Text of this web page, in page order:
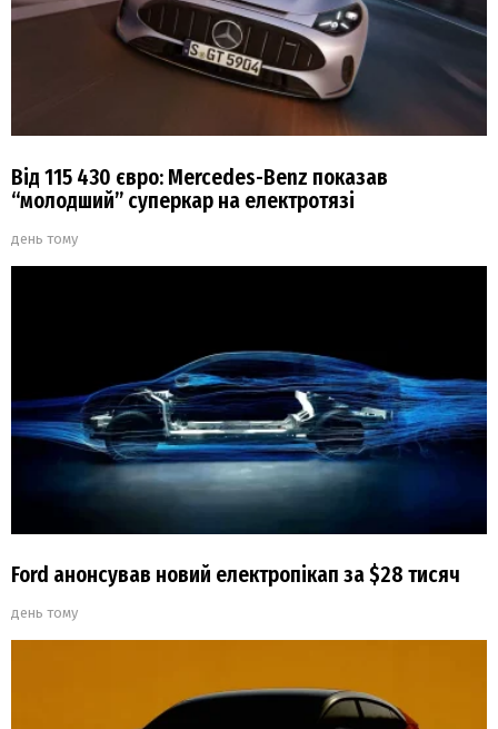
Від 115 430 євро: Mercedes-Benz показав
“молодший” суперкар на електротязі
день тому
Ford анонсував новий електропікап за $28 тисяч
день тому